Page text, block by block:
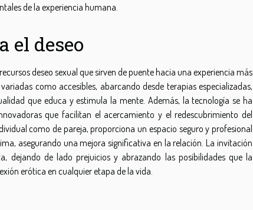
de la experiencia humana.
el deseo
deseo sexual que sirven de puente hacia una experiencia más
como accesibles, abarcando desde terapias especializadas,
que educa y estimula la mente. Además, la tecnología se ha
que facilitan el acercamiento y el redescubrimiento del
como de pareja, proporciona un espacio seguro y profesional
asegurando una mejora significativa en la relación. La invitación
dejando de lado prejuicios y abrazando las posibilidades que la
erótica en cualquier etapa de la vida.